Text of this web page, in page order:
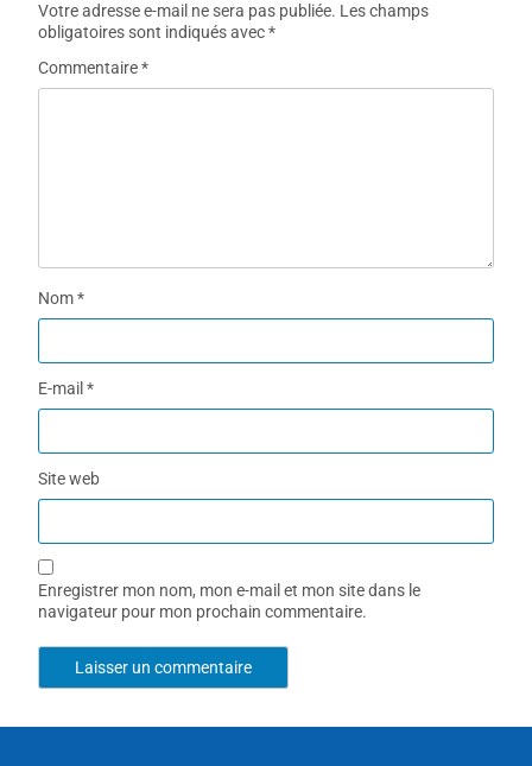
Votre adresse e-mail ne sera pas publiée. Les champs
obligatoires sont indiqués avec*
Commentaire*
Nom*
E-mail*
Site web
Enregistrer mon nom, mon e-mail et mon site dans le
navigateur pour mon prochain commentaire.